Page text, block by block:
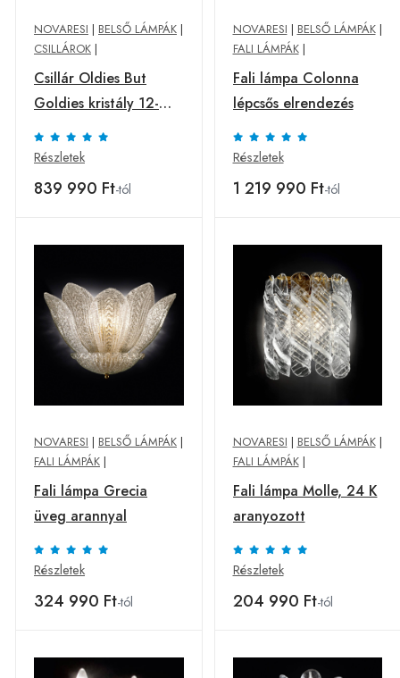
NOVARESI | BELSŐ LÁMPÁK |
CSILLÁROK |
Csillár Oldies But
Goldies kristály 12-
izzós
Részletek
839 990 Ft-tól
NOVARESI | BELSŐ LÁMPÁK|
FALI LÁMPÁK|
Fali lámpa Colonna
lépcsős elrendezés
Részletek
1 219 990 Ft-tól
NOVARESI | BELSŐ LÁMPÁK |
FALI LÁMPÁK |
Fali lámpa Grecia
üveg arannyal
Részletek
324 990 Ft-tól
NOVARESI | BELSŐ LÁMPÁK|
FALI LÁMPÁK|
Fali lámpa Molle, 24 K
aranyozott
Részletek
204 990 Ft-tól